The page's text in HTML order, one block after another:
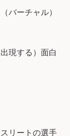
バーチャル）
現する）面白
リートの選手